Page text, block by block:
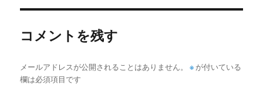
コメントを残す
メールアドレスが公開されることはありません。 ※が付いている
欄は必須項目です